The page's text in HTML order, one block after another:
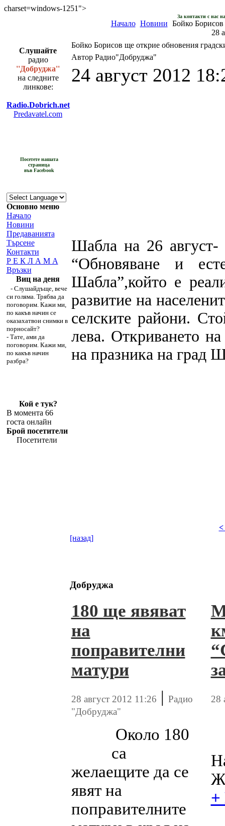
charset=windows-1251">
За контакти с нас
Начало Новини Бойко
28
Слушайте
радио
''Добруджа''
на следните
линкове:
Radio.Dobrich.net
Predavatel.com
Посетете нашата
страница
във Facebook
Основно меню
Начало
Новини
Предаванията
Търсене
Контакти
Р Е К Л А М А
Връзки
Виц на деня
- Слушайдъще, вече
си голяма. Трябва да
поговорим. Кажи ми,
по какъв начин се
оказахатвои снимки в
порносайт?
- Тате, ами да
поговорим. Кажи ми,
по какъв начин
разбра?
Кой е тук?
В момента 66
госта онлайн
Брой посетители
Посетители
Бойко Борисов ще открие обновения
Автор Радио"Добруджа"
24 август 2012
Шабла на 26 август-
“Обновяване и
Шабла”,който е
развитие на
селските райони.
лева. Откриването
на празника на град
[назад]
Добруджа
180 ще явяват
на
поправителни
матури
28 август 2012 11:26 | Радио
"Добруджа"
Около 180
са
желаещите да се
явят на
поправителните
28
+